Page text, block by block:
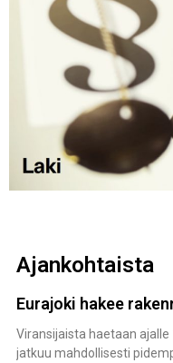
Ajankohtaista
Eurajoki hakee
Viransijaista haetaan ajalle
jatkuu mahdollisesti